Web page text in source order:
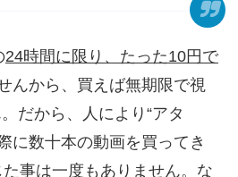
24時間に限り、たった10円で
んから、買えば無期限で視
だから、人により“アタ
に数十本の動画を買ってき
事は一度もありません。な